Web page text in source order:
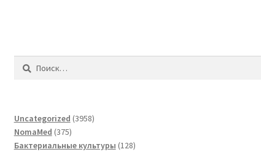
Найти:
Uncategorized 39583958
NomaMed 375375
товаров
Бактериальные культуры 128128